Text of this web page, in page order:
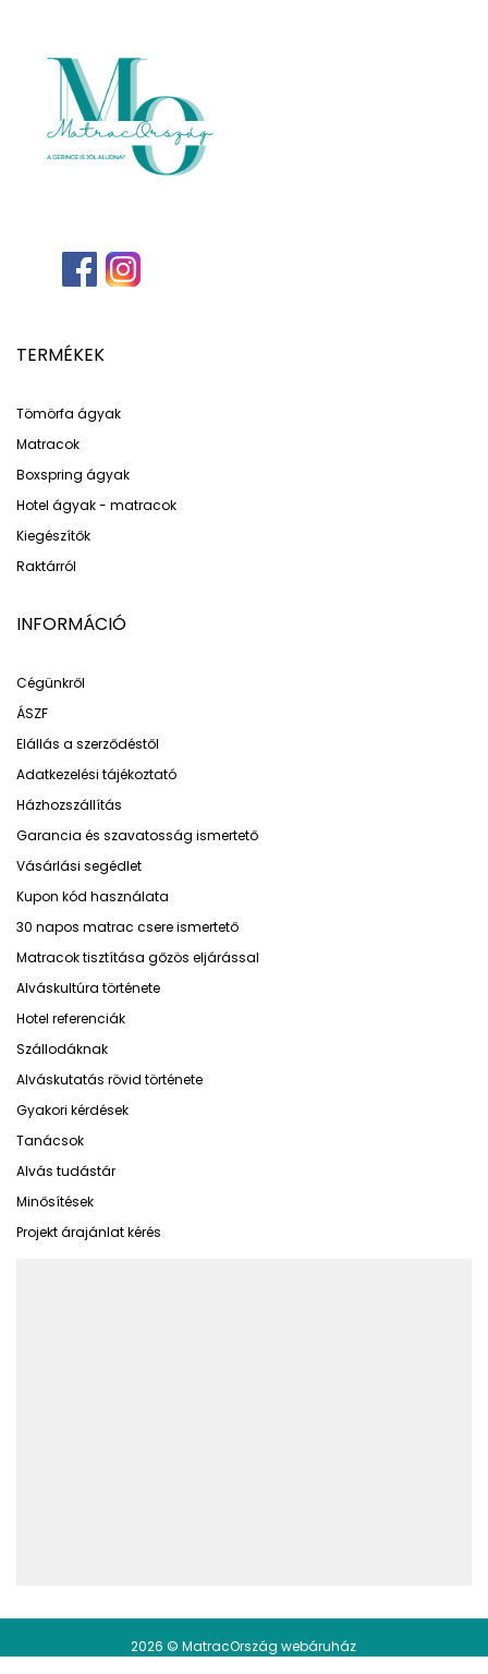
TERMÉKEK
Tömörfa ágyak
Matracok
Boxspring ágyak
Hotel ágyak - matracok
Kiegészítők
Raktárról
INFORMÁCIÓ
Cégünkről
ÁSZF
Elállás a szerződéstől
Adatkezelési tájékoztató
Házhozszállítás
Garancia és szavatosság ismertető
Vásárlási segédlet
Kupon kód használata
30 napos matrac csere ismertető
Matracok tisztítása gőzös eljárással
Alváskultúra története
Hotel referenciák
Szállodáknak
Alváskutatás rövid története
Gyakori kérdések
Tanácsok
Alvás tudástár
Minősítések
Projekt árajánlat kérés
2026 © MatracOrszág webáruház